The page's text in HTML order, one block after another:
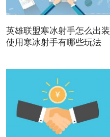
英雄联盟寒冰射手怎么出装
使用寒冰射手有哪些玩法